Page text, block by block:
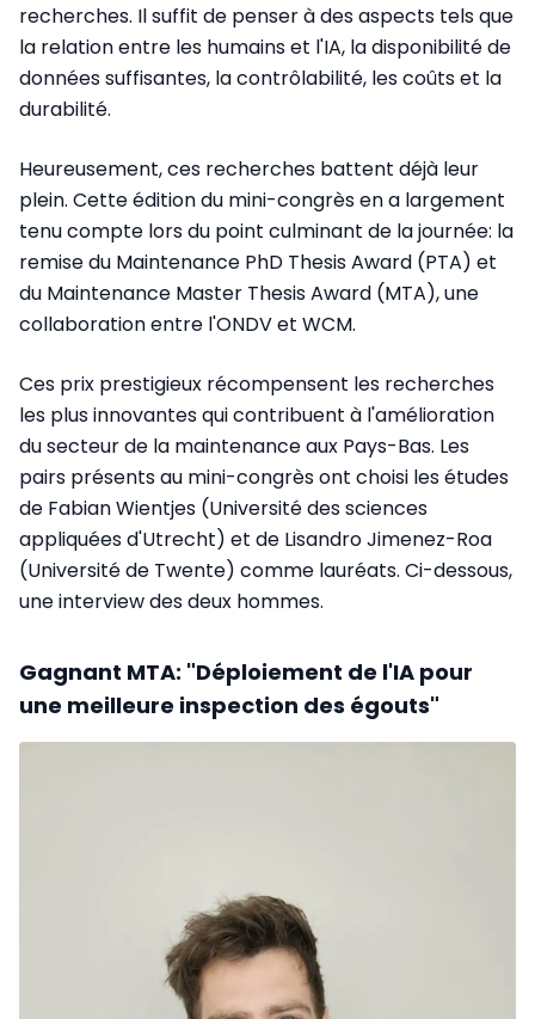
recherches. Il suffit de penser à des aspects tels que
la relation entre les humains et l'IA, la disponibilité de
données suffisantes, la contrôlabilité, les coûts et la
durabilité.
Heureusement, ces recherches battent déjà leur
plein. Cette édition du mini-congrès en a largement
tenu compte lors du point culminant de la journée: la
remisedu Maintenance PhD Thesis Award (PTA) et
du Maintenance Master Thesis Award (MTA), une
collaboration entre l'ONDV et WCM.
Ces prix prestigieux récompensent les recherches
les plus innovantes qui contribuent à l'amélioration
du secteur de la maintenance aux Pays-Bas. Les
pairs présents au mini-congrès ont choisi les études
de Fabian Wientjes (Université des sciences
appliquées d'Utrecht) et de Lisandro Jimenez-Roa
(Université de Twente) comme lauréats. Ci-dessous,
une interview des deux hommes.
Gagnant MTA: "Déploiement de l'IA pour
une meilleure inspection des égouts"